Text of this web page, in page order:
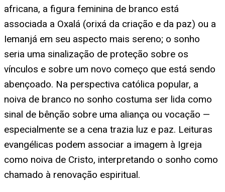
africana, a figura feminina de branco está
associada a Oxalá (orixá da criação e da paz) ou a
Iemanjá em seu aspecto mais sereno; o sonho
seria uma sinalização de proteção sobre os
vínculos e sobre um novo começo que está sendo
abençoado. Na perspectiva católica popular, a
noiva de branco no sonho costuma ser lida como
sinal de bênção sobre uma aliança ou vocação —
especialmente se a cena trazia luz e paz. Leituras
evangélicas podem associar a imagem à Igreja
como noiva de Cristo, interpretando o sonho como
chamado à renovação espiritual.